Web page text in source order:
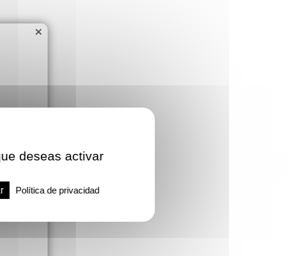
×
deseas activar
Política de privacidad